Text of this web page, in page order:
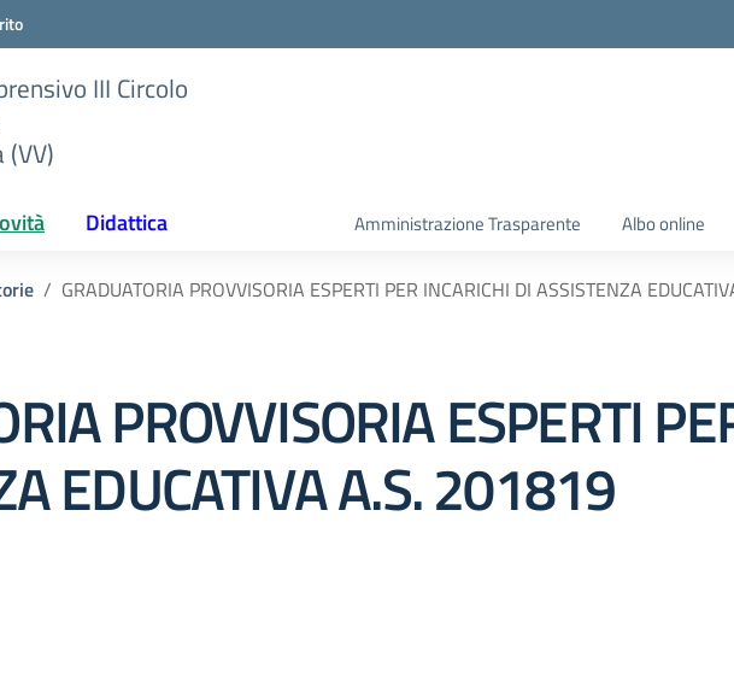
III Circolo
Didattica Amministrazione Trasparente Albo online
GRADUATORIA PROVVISORIA ESPERTI PER INCARICHI DI ASSISTENZA
PROVVISORIA ESPERTI
EDUCATIVA A.S. 201819